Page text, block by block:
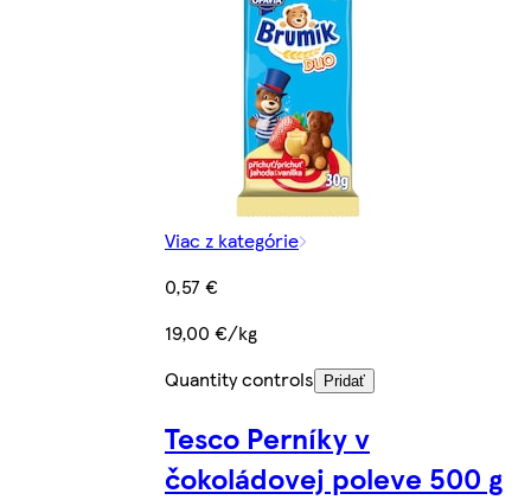
Viac z kategórie
0,57 €
19,00 €/kg
Quantity controls
Pridať
Tesco Perníky v
čokoládovej poleve 500 g